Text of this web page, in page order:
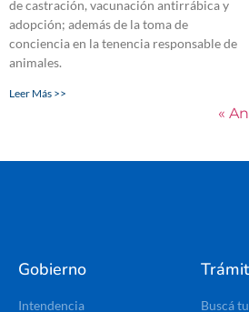
de castración, vacunación antirrábica y
adopción; además de la toma de
conciencia en la tenencia responsable de
animales.
Leer Más >>
«
Gobierno
Intendencia Buscá